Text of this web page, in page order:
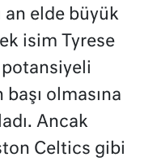
an elde büyük
isim Tyrese
olmasına
Ancak
Celtics gibi